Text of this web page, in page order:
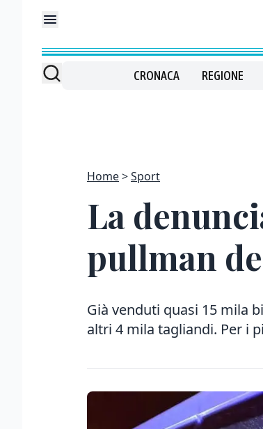
CRONACA REGIONE
Home Sport
La
pullman
Già venduti quasi 15 mila
altri 4 mila tagliandi. Per i